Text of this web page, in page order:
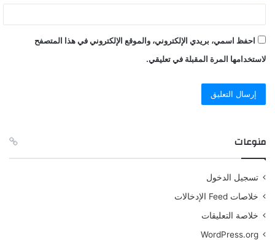
احفظ اسمي، بريدي الإلكتروني، والموقع الإلكتروني في هذا المتصفح
لاستخدامها المرة المقبلة في تعليقي.
منوعات
تسجيل الدخول
خلاصات Feed الإدخالات
خلاصة التعليقات
WordPress.org